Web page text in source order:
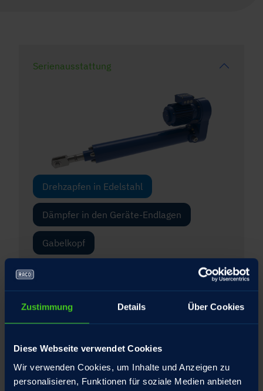
Zustimmung Details Über Cookies
Diese Webseite verwendet Cookies
Wir verwenden Cookies, um Inhalte und Anzeigen zu
personalisieren, Funktionen für soziale Medien anbieten
Serienausstattung
Drehzapfen in Edelstahl
Dämpfer in den Geräte-Endlagen
Gabelkopf
Integrierte Drehmomentstütze für die
Spindelmutter
Umschlagbolzen
Schubrohr Hartverchromt